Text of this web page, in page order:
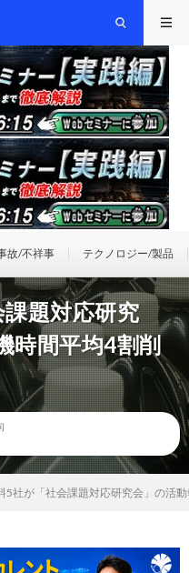
故/不祥事 テクノロジー/製品
題対応研究
時間平均4割削
5社が「社会課題対応研究会」の活